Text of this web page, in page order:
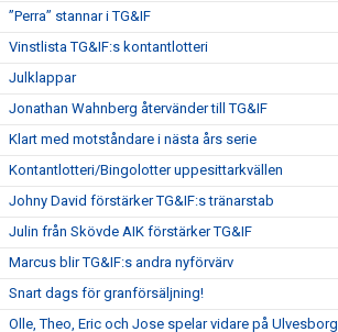
”Perra” stannar i TG&IF
Vinstlista TG&IF:s kontantlotteri
Julklappar
Jonathan Wahnberg återvänder till TG&IF
Klart med motståndare i nästa års serie
Kontantlotteri/Bingolotter uppesittarkvällen
Johny David förstärker TG&IF:s tränarstab
Julin från Skövde AIK förstärker TG&IF
Marcus blir TG&IF:s andra nyförvärv
Snart dags för granförsäljning!
Olle, Theo, Eric och Jose spelar vidare på Ulvesborg